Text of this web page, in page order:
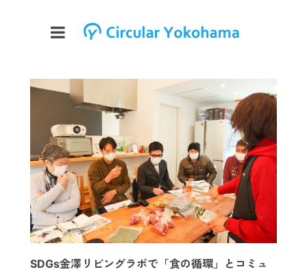
SDGs金澤リビングラボで「食の循環」とコミュ